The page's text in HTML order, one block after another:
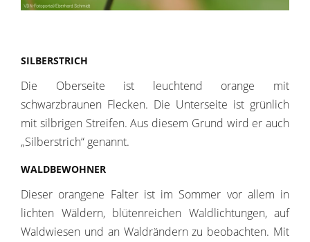
SILBERSTRICH
Die Oberseite ist leuchtend orange mit
schwarzbraunen Flecken. Die Unterseite ist grünlich
mit silbrigen Streifen. Aus diesem Grund wird er auch
„Silberstrich“ genannt.
WALDBEWOHNER
Dieser orangene Falter ist im Sommer vor allem in
lichten Wäldern, blütenreichen Waldlichtungen, auf
Waldwiesen und an Waldrändern zu beobachten. Mit